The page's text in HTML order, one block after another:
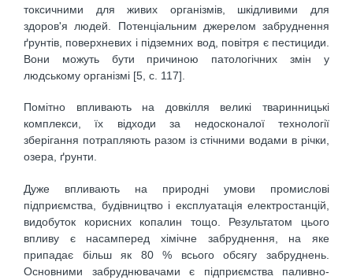
токсичними для живих організмів, шкідливими для
здоров'я людей. Потенціальним джерелом забруднення
ґрунтів, поверхневих і підземних вод, повітря є пестициди.
Вони можуть бути причиною патологічних змін у
людському організмі [5, с. 117].
Помітно впливають на довкілля великі тваринницькі
комплекси, їх відходи за недосконалої технології
зберігання потрапляють разом із стічними водами в річки,
озера, ґрунти.
Дуже впливають на природні умови промислові
підприємства, будівництво і експлуатація електростанцій,
видобуток корисних копалин тощо. Результатом цього
впливу є насамперед хімічне забруднення, на яке
припадає більш як 80 % всього обсягу забруднень.
Основними забруднювачами є підприємства паливно-